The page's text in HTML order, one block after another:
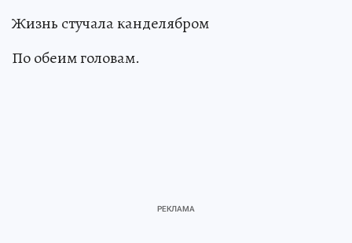
Жизнь стучала канделябром
По обеим головам.